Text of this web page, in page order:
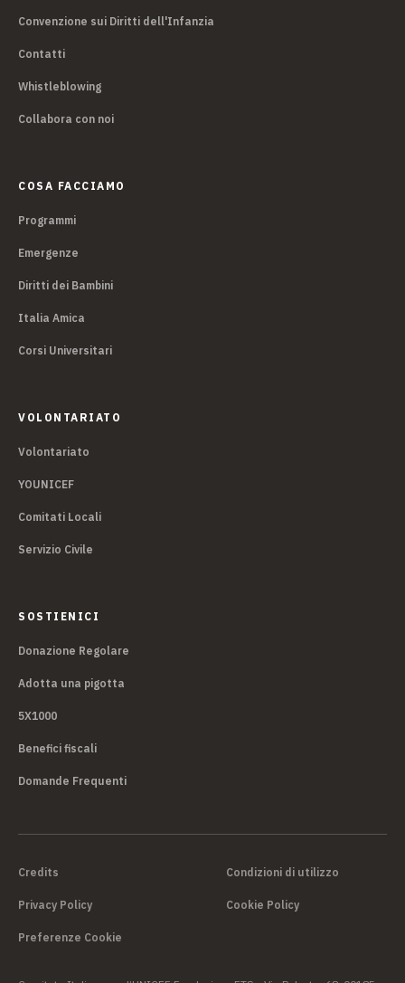
Convenzione sui Diritti dell'Infanzia
Contatti
Whistleblowing
Collabora con noi
COSA FACCIAMO
Programmi
Emergenze
Diritti dei Bambini
Italia Amica
Corsi Universitari
VOLONTARIATO
Volontariato
YOUNICEF
Comitati Locali
Servizio Civile
SOSTIENICI
Donazione Regolare
Adotta una pigotta
5X1000
Benefici fiscali
Domande Frequenti
Credits Condizioni di utilizzo
Privacy Policy Cookie Policy
Preferenze Cookie